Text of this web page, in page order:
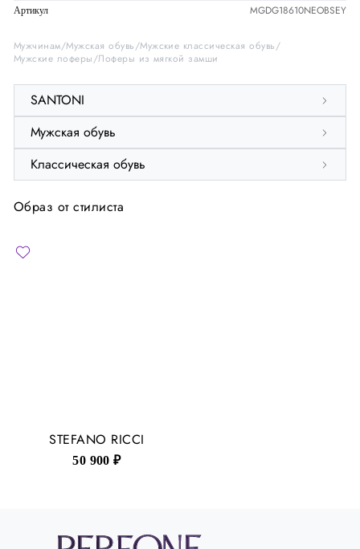
Артикул MGDG18610NEOBSEY
Мужчинам Мужская обувь Мужские классическая обувь
Мужские лоферы Лоферы из мягкой замши
SANTONI
Мужская обувь
Классическая обувь
Образ от стилиста
STEFANO RICCI
50 900 ₽